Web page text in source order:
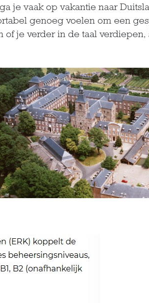
je vaak op vakantie naar
genoeg voelen om een
of je verder in de taal